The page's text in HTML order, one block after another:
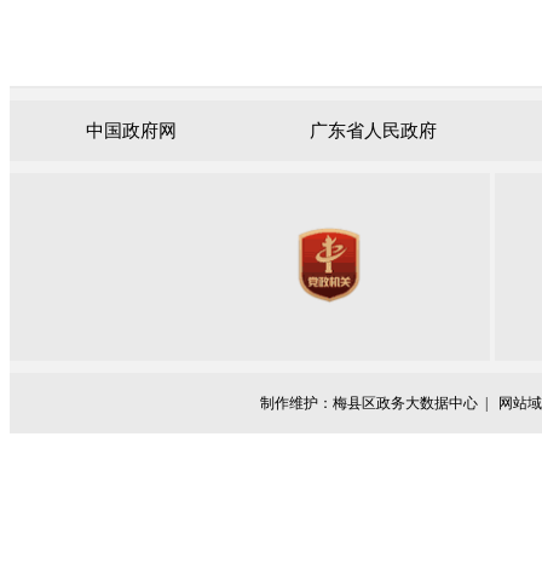
中国政府网 广东省人民政府
制作维护：梅县区政务大数据中心 | 网站